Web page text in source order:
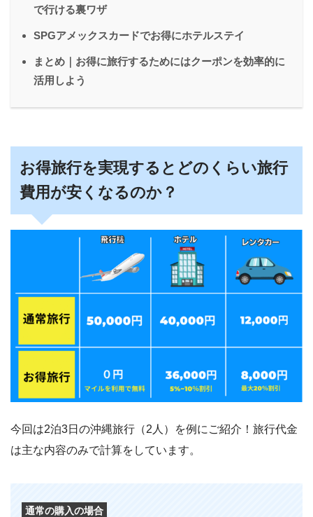
で行ける裏ワザ
SPGアメックスカードでお得にホテルステイ
まとめ｜お得に旅行するためにはクーポンを効率的に
活用しよう
お得旅行を実現するとどのくらい旅行
費用が安くなるのか？
今回は2泊3日の沖縄旅行（2人）を例にご紹介！旅行代金
は主な内容のみで計算をしています。
通常の購入の場合